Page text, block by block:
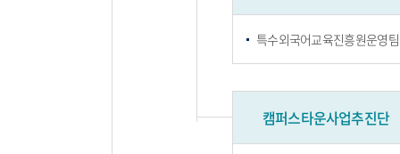
특수외국어교육진흥원운영팀
캠퍼스타운사업추진단